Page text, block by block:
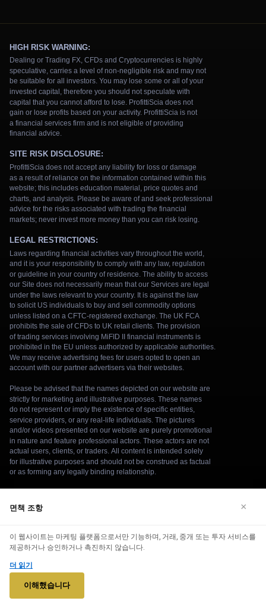
© 2026 bitcoin-v5bumex. 모든 권리 보유.
continuing to use our website, you agree to our use of cookies.
See our
Accept
면책 조항 ×
이 웹사이트는 마케팅 플랫폼으로서만 기능하며, 거래, 중개 또는 투자 서비스를
제공하거나 승인하거나 촉진하지 않습니다.
더 읽기
이해했습니다